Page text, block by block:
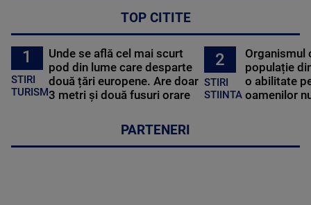
TOP CITITE
1
STIRI
TURISM
Unde se află cel mai scurt
pod din lume care desparte
două țări europene. Are doar
3 metri și două fusuri orare
2
STIRI
STIINTA
Organismul
populație
o abilitate
oamenilor
PARTENERI